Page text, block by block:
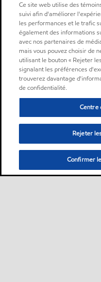
Ce site web utilise des
suivi afin d'améliorer
les performances et le trafic
également des informations
avec nos partenaires de
mais vous pouvez choisir de
utilisant le bouton « Rejeter
signalant les préférences
trouverez davantage
de confidentialité.
Centre
Rejeter
Confirmer